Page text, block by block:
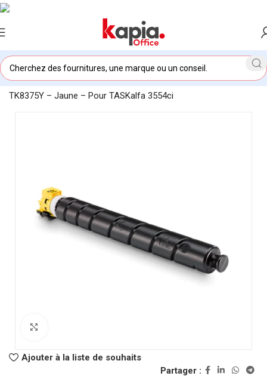
Accueil/KAPIA OFFICE MAROC/Toner original Kyocera
TK8375Y – Jaune – Pour TASKalfa 3554ci
Ajouter à la liste de souhaits
Partager :